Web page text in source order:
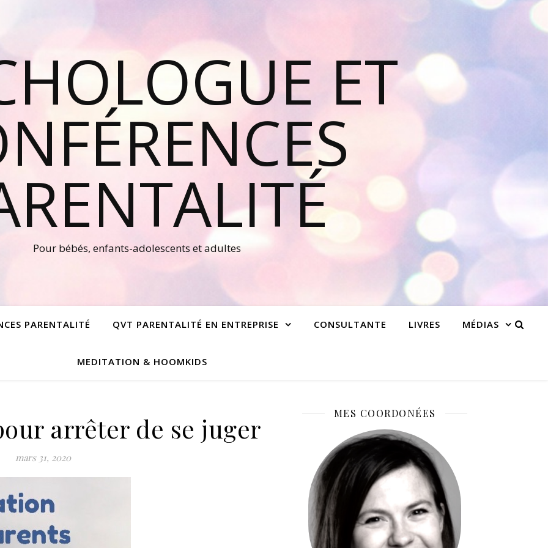
ET
Pour bébés, enfants-adolescents et adultes
PARENTALITÉ QVT PARENTALITÉ EN ENTREPRISE CONSULTANTE LIVRES MÉDIAS
MEDITATION & HOOMKIDS
arrêter de se juger
mars 31, 2020
MES COORDONÉES